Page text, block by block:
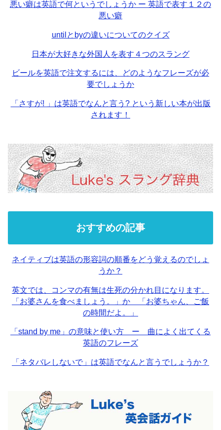
悪い癖は英語で何というでしょうか ー 英語で表す１２の
悪い癖
untilとbyの違いについてのクイズ
日本が大好きな外国人を表す４つのスラング
ビールを英語で注文するには、どのようなフレーズが必
要でしょうか
「さすが! 」は英語でなんと言う? という新しい本が出版
されます！
おすすめの記事
ネイティブは英語の形容詞の順番をどう覚えるのでしょ
うか？
英文では、コンマの有無は生死の分かれ目になります。
「お婆さんを食べましょう。」か 「お婆ちゃん、ご飯
の時間だよ。」
「stand by me」の意味と使い方 ー 曲によく出てくる
英語のフレーズ
「ネタバレしないで」は英語でなんと言うでしょうか？